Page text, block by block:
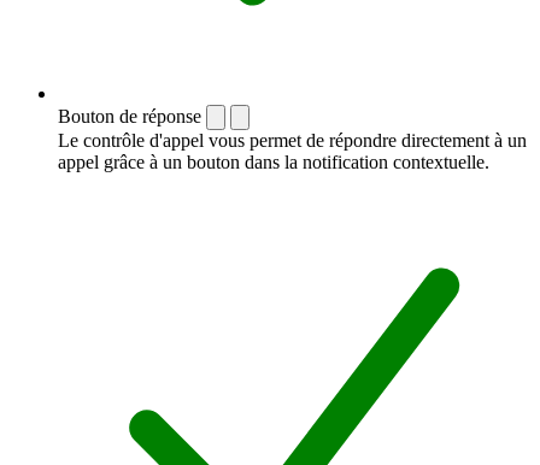
Bouton de réponse
Le contrôle d'appel vous permet de répondre directement à un
appel grâce à un bouton dans la notification contextuelle.